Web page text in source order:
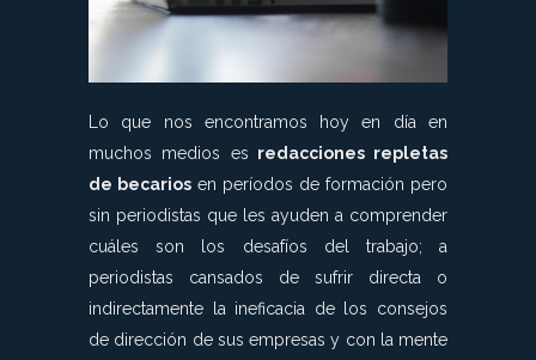
Lo que nos encontramos hoy en día en
muchos medios es redacciones repletas
de becarios en períodos de formación pero
sin periodistas que les ayuden a comprender
cuáles son los desafíos del trabajo; a
periodistas cansados de sufrir directa o
indirectamente la ineficacia de los consejos
de dirección de sus empresas y con la mente